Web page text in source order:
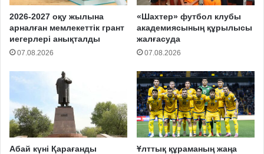
2026-2027 оқу жылына
арналған мемлекеттік грант
иегерлері анықталды
07.08.2026
«Шахтер» футбол клубы
академиясының құрылысы
жалғасуда
07.08.2026
Абай күні Қарағанды
Ұлттық құраманың жаңа